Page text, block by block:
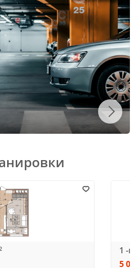
2
1 -
5